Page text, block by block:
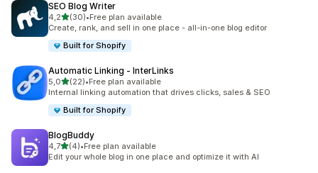
SEO Blog Writer
4,2av 5 stjerner
(30)
Totalt 30 omtaler
•Free plan available
Create, rank, and sell in one place - all-in-one blog editor
Built for Shopify
Automatic Linking ‑ InterLinks
5,0av 5 stjerner
(22)
Totalt 22 omtaler
•Free plan available
Internal linking automation that drives clicks, sales & SEO
Built for Shopify
BlogBuddy
4,7av 5 stjerner
(4)
Totalt 4 omtaler
•Free plan available
Edit your whole blog in one place and optimize it with AI